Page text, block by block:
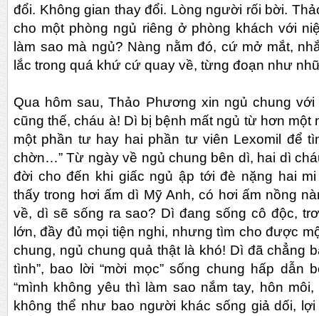
đổi. Không gian thay đổi. Lòng người rối bời.
cho một phòng ngủ riêng ở phòng khách với
làm sao mà ngủ? Nàng nằm đó, cứ mở mắt,
lắc trong quá khứ cứ quay về, từng đoạn như
Qua hôm sau, Thảo Phương xin ngủ chung
cũng thế, cháu à! Dì bị bệnh mất ngủ từ hơn một
một phần tư hay hai phần tư viên Lexomil để
chờn…” Từ ngày về ngủ chung bên dì, hai dì
đời cho đến khi giấc ngủ ập tới đè nặng hai
thấy trong hơi ấm dì Mỹ Anh, có hơi ấm nồng
về, dì sẽ sống ra sao? Dì đang sống cô độc,
lớn, đầy đủ mọi tiện nghi, nhưng tìm cho được
chung, ngủ chung quả thật là khó! Dì đã chẳng
tình”, bao lời “mời mọc” sống chung hấp dẫn
“mình không yêu thì làm sao nắm tay, hôn
không thể như bao người khác sống giả dối,